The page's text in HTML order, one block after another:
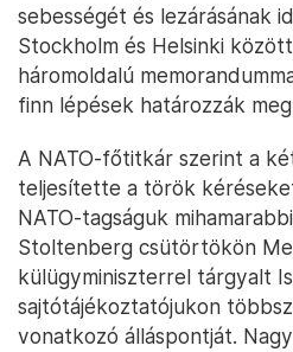
sebességét és lezárásának
Stockholm és Helsinki
háromoldalú
finn lépések határozzák
A NATO-főtitkár szerint a
teljesítette a török
NATO-tagságuk
Stoltenberg csütörtökön
külügyminiszterrel tárgyalt
sajtótájékoztatójukon
vonatkozó álláspontját.